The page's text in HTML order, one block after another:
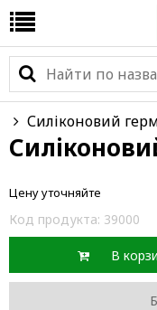
Силіконовий
Цену уточняйте
Код продукта: 39000
В